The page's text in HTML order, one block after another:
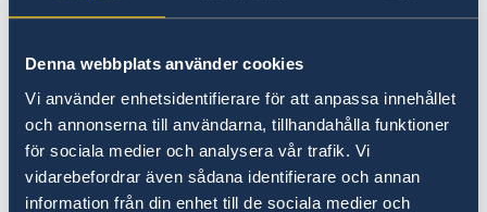
Denna webbplats använder cookies
Vi använder enhetsidentifierare för att anpassa innehållet
och annonserna till användarna, tillhandahålla funktioner
för sociala medier och analysera vår trafik. Vi
vidarebefordrar även sådana identifierare och annan
information från din enhet till de sociala medier och
Häufige Fragen
Aufenthaltsrecht /
Aufenthaltserlaubnis
Staatsangehörige von EU-
Mitgliedstaatenhaben das Recht, ohne
Aufenthaltsgenehmigung in Schweden zu
Adressen
Hier finden Sie Adressen zu schwedischen
Einfuhr und Zollbestimmungen
Erbrecht und Nachlass